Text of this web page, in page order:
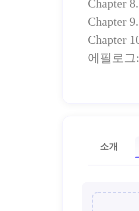
Chapter
Chapter
Chapter
에필로
소개